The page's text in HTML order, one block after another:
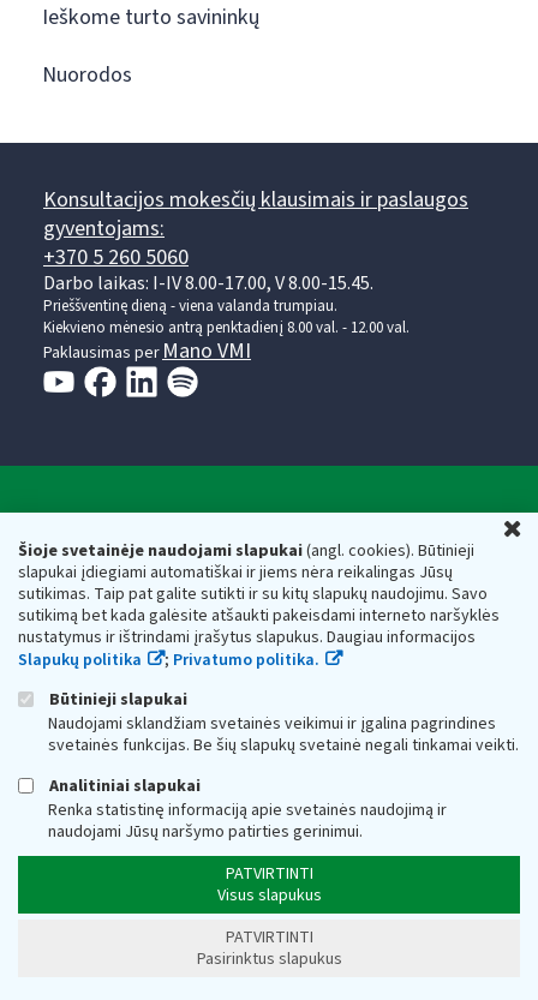
Šioje svetainėje naudojami slapukai(angl. cookies). Būtinieji
slapukai įdiegiami automatiškai ir jiems nėra reikalingas Jūsų
sutikimas. Taip pat galite sutikti ir su kitų slapukų naudojimu. Savo
sutikimą bet kada galėsite atšaukti pakeisdami interneto naršyklės
nustatymus ir ištrindami įrašytus slapukus. Daugiau informacijos
Slapukų politika
; Privatumo politika.
Būtinieji slapukai
Naudojami sklandžiam svetainės veikimui ir įgalina pagrindines
svetainės funkcijas. Be šių slapukų svetainė negali tinkamai veikti.
Analitiniai slapukai
Renka statistinę informaciją apie svetainės naudojimą ir
naudojami Jūsų naršymo patirties gerinimui.
PATVIRTINTI
Visus slapukus
PATVIRTINTI
Pasirinktus slapukus
Ieškome turto savininkų
Nuorodos
Konsultacijos mokesčių klausimais ir paslaugos
gyventojams:
+370 5 260 5060
Darbo laikas: I-IV 8.00-17.00, V 8.00-15.45.
Prieššventinę dieną - viena valanda trumpiau.
Kiekvieno mėnesio antrą penktadienį 8.00 val. - 12.00 val.
Paklausimas per Mano VMI
Respublikos finansų ministerijos
Biudžetinė įstaiga. Juridinio asmens kodas — 188659752,
adresas: Vasario 16-osios g. 14, 01107 Vilnius, Lietuva, el.paštas:
vmi@vmi.lt, E. pristatymo dėžutės adresas 188659752
Duomenys apie Valstybinę mokesčių inspekciją prie Lietuvos
Respublikos finansų ministerijos kaupiami ir saugomi Juridinių